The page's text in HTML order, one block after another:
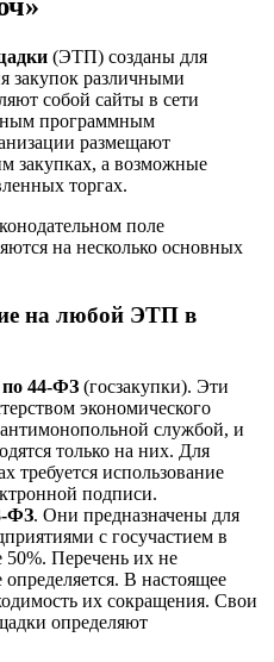
(ЭТП) созданы для
закупок различными
собой сайты в сети
программным
размещают
закупках, а возможные
торгах.
поле
на несколько основных
на любой ЭТП в
44-ФЗ (госзакупки). Эти
экономического
службой, и
только на них. Для
требуется использование
подписи.
ФЗ. Они предназначены для
с госучастием в
50%. Перечень их не
В настоящее
их сокращения. Свои
определяют